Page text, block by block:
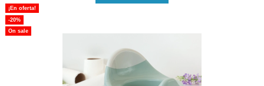
¡En oferta!
-20%
On sale